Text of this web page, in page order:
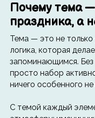
Почему тема
праздника, а
Тема — это не
логика, которая
запоминающимся.
просто набор
ничего особенного
С темой каждый